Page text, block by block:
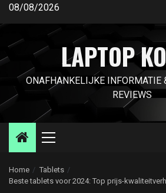
Ga
inhoud
08/08/2026
LAPTOP
ONAFHANKELIJKE INFORMATIE
REVIEWS
Primair
Home
Tablets
Beste tablets voor 2024: Top prijs-